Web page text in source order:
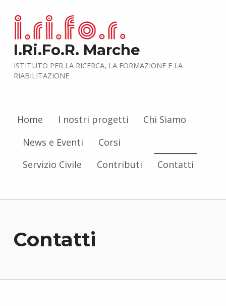
I.Ri.Fo.R. Marche
ISTITUTO PER LA RICERCA, LA FORMAZIONE E LA
RIABILITAZIONE
Home I nostri progetti
Chi Siamo
News e Eventi
Corsi
Servizio Civile
Contributi Contatti
Contatti